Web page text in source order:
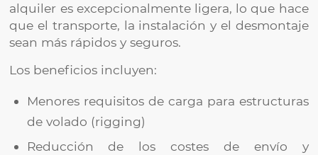
alquiler es excepcionalmente ligera, lo que hace
que el transporte, la instalación y el desmontaje
sean más rápidos y seguros.
Los beneficios incluyen:
Menores requisitos de carga para estructuras
de volado (rigging)
Reducción de los costes de envío y